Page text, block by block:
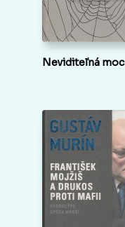
Neviditeľná moc